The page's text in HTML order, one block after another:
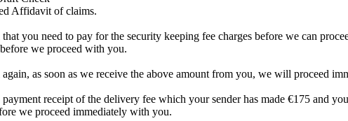
Affidavit of claims.
you need to pay for the security keeping fee charges before we can
we proceed with you.
as soon as we receive the above amount from you, we will proceed
receipt of the delivery fee which your sender has made €175 and
we proceed immediately with you.